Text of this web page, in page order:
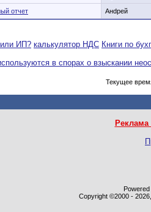
отчет Анdрей
ИП? калькулятор НДС Книги по
в спорах о взыскании
Текущее
Copyright ©2000 -